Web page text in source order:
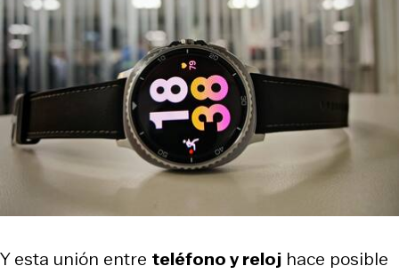
Y esta unión entre teléfono y reloj hace posible